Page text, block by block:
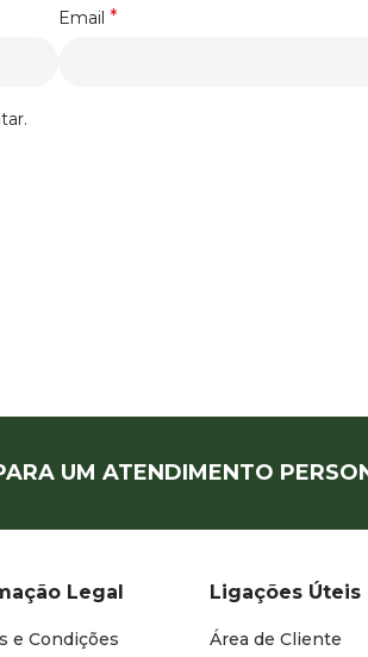
Email *
UM ATENDIMENTO
Legal
e Condições
Ligações Úteis
Área de Cliente